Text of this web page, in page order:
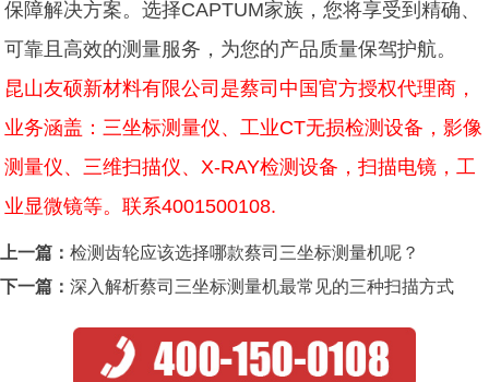
保障解决方案。选择CAPTUM家族，您将享受到精确、
可靠且高效的测量服务，为您的产品质量保驾护航。
昆山友硕新材料有限公司是蔡司中国官方授权代理商，
业务涵盖：三坐标测量仪、工业CT无损检测设备，影像
测量仪、三维扫描仪、X-RAY检测设备，扫描电镜，工
业显微镜等。联系4001500108.
上一篇： 检测齿轮应该选择哪款蔡司三坐标测量机呢？
下一篇： 深入解析蔡司三坐标测量机最常见的三种扫描方式